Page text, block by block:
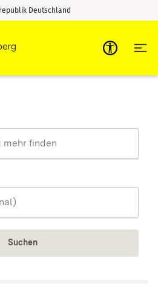
Deutschland
Suchen